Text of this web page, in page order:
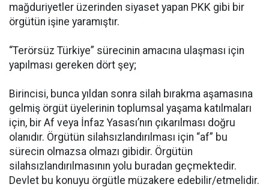
mağduriyetler üzerinden siyaset yapan PKK gibi bir
örgütün işine yaramıştır.
“Terörsüz Türkiye” sürecinin amacına ulaşması için
yapılması gereken dört şey;
Birincisi, bunca yıldan sonra silah bırakma aşamasına
gelmiş örgüt üyelerinin toplumsal yaşama katılmaları
için, bir Af veya İnfaz Yasası’nın çıkarılması doğru
olanıdır. Örgütün silahsızlandırılması için “af” bu
sürecin olmazsa olmazı gibidir. Örgütün
silahsızlandırılmasının yolu buradan geçmektedir.
Devlet bu konuyu örgütle müzakere edebilir/etmelidir.